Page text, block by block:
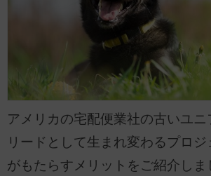
アメリカの宅配便業社の古いユ
リードとして生まれ変わるプロ
がもたらすメリットをご紹介しま